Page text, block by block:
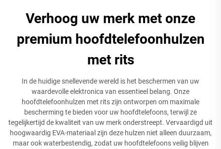
Verhoog uw merk met onze
premium hoofdtelefoonhulzen
met rits
In de huidige snellevende wereld is het beschermen van uw
waardevolle elektronica van essentieel belang. Onze
hoofdtelefoonhulzen met rits zijn ontworpen om maximale
bescherming te bieden voor uw hoofdtelefoons, terwijl ze
tegelijkertijd de kwaliteit van uw merk onderstreept. Vervaardigd uit
hoogwaardig EVA-materiaal zijn deze hulzen niet alleen duurzaam,
maar ook waterbestendig, zodat uw hoofdtelefoons veilig blijven